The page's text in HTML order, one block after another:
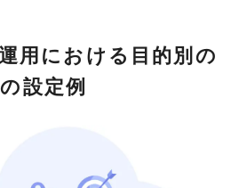
用における目的別の
設定例